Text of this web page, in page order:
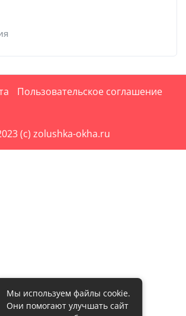
Пользовательское соглашение
(c) zolushka-okha.ru
Мы используем файлы cookie.
Они помогают улучшать сайт